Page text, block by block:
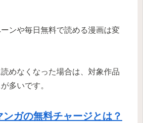
ンや毎日無料で読める漫画は変
めなくなった場合は、対象作品
多いです。
ンガの無料チャージとは？